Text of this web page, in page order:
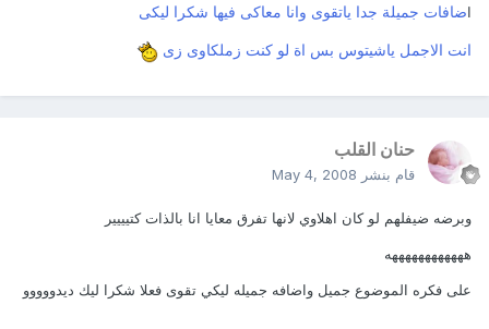
ضافات جميلة جدا ياتقوى وانا معاكى فيها شكرا ليكى
انت الاجمل ياشيتوس بس اة لو كنت زملكاوى زى
حنان القلب
قام بنشر May 4, 2008
وبرضه ضيفلهم لو كان اهلاوي لانها تفرق معايا انا بالذات كتيييير
ههههههههههههه
على فكره الموضوع جميل واضافه جميله ليكي تقوى فعلا شكرا ليك ديدووووو